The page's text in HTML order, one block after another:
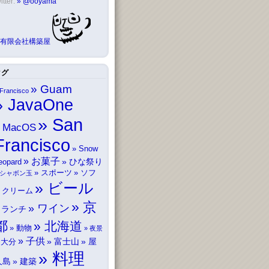
有限会社構築屋
Francisco Guam
JavaOne
MacOS
San
Snow
お菓子 ひな祭り
シャボン玉 スポーツ ソフ
クリーム ビール
ランチ ワイン
京
動物 北海道 夜景
大分 子供 富士山 屋
島 建築 料理